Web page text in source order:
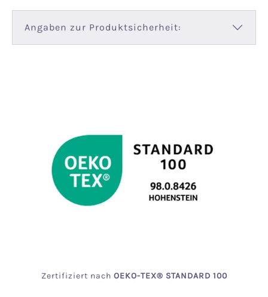
Angaben zur Produktsicherheit:
Zertifiziert nach OEKO-TEX® STANDARD 100